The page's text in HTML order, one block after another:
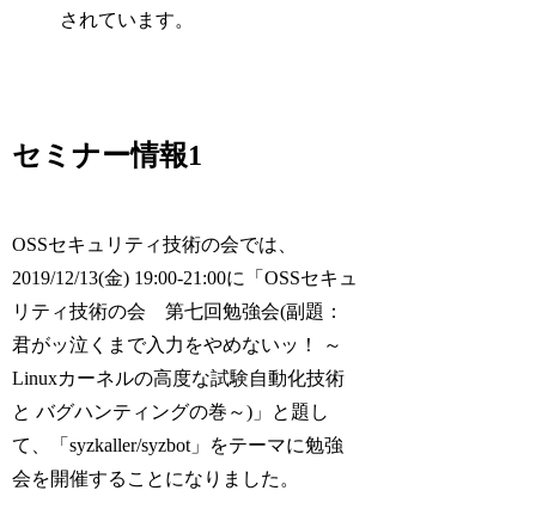
されています。
セミナー情報1
OSSセキュリティ技術の会では、
2019/12/13(金) 19:00-21:00に「OSSセキュ
リティ技術の会 第七回勉強会(副題：
君がッ泣くまで入力をやめないッ！ ～
Linuxカーネルの高度な試験自動化技術
と バグハンティングの巻～)」と題し
て、「syzkaller/syzbot」をテーマに勉強
会を開催することになりました。